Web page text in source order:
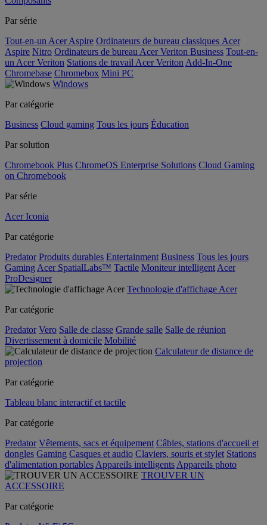
Par série
Tout-en-un Acer Aspire Ordinateurs de bureau classiques Acer
Aspire Nitro Ordinateurs de bureau Acer Veriton Business Tout-en-
un Acer Veriton Stations de travail Acer Veriton Add-In-One
Chromebase Chromebox Mini PC
Windows
Par catégorie
Business Cloud gaming Tous les jours Éducation
Par solution
Chromebook Plus ChromeOS Enterprise Solutions Cloud Gaming
on Chromebook
Par série
Acer Iconia
Par catégorie
Predator Produits durables Entertainment Business Tous les jours
Gaming Acer SpatialLabs™ Tactile Moniteur intelligent Acer
ProDesigner
Technologie d'affichage Acer
Par catégorie
Predator Vero Salle de classe Grande salle Salle de réunion
Divertissement à domicile Mobilité
Calculateur de distance de
projection
Par catégorie
Tableau blanc interactif et tactile
Par catégorie
Predator Vêtements, sacs et équipement Câbles, stations d'accueil et
dongles Gaming Casques et audio Claviers, souris et stylet Stations
d'alimentation portables Appareils intelligents Appareils photo
TROUVER UN
ACCESSOIRE
Par catégorie